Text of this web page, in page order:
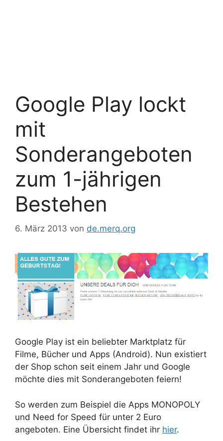
Google Play lockt
mit
Sonderangeboten
zum 1-jährigen
Bestehen
6. März 2013 von de.merq.org
Google Play ist ein beliebter Marktplatz für
Filme, Bücher und Apps (Android). Nun existiert
der Shop schon seit einem Jahr und Google
möchte dies mit Sonderangeboten feiern!
So werden zum Beispiel die Apps MONOPOLY
und Need for Speed für unter 2 Euro
angeboten. Eine Übersicht findet ihr hier.